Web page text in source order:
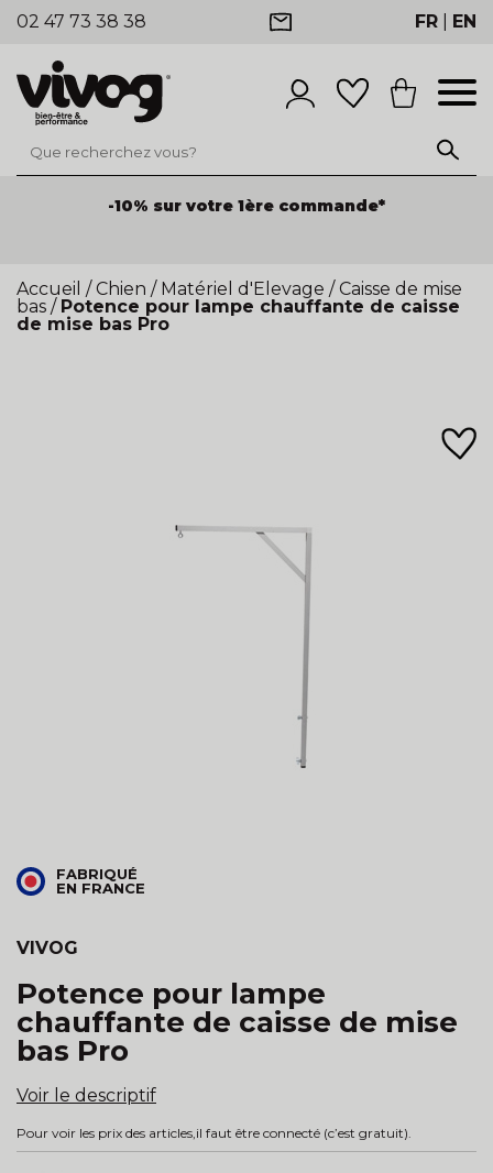
02 47 73 38 38 FR EN
-10% sur votre 1ère commande*
Accueil / Chien / Matériel d'Elevage / Caisse de mise
bas / Potence pour lampe chauffante de caisse
de mise bas Pro
FABRIQUÉ
EN FRANCE
VIVOG
Potence pour lampe
chauffante de caisse de mise
bas Pro
Voir le descriptif
Pour voir les prix des articles, il faut être connecté (c’est gratuit).